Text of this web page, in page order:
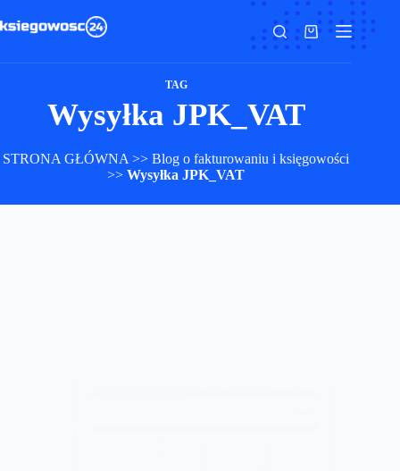
do
Koszyk
TAG
Wysyłka JPK_VAT
STRONA GŁÓWNA >>Blog o fakturowaniu i księgowości
>>Wysyłka JPK_VAT